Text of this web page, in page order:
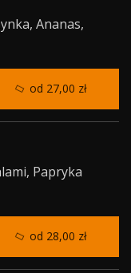
Ananas,
Papryka